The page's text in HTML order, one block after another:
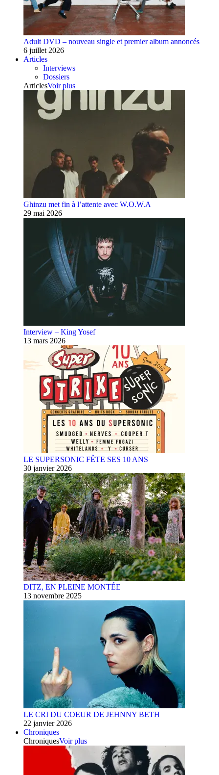
Adult DVD – nouveau single et premier album annoncés
6 juillet 2026
Articles
Interviews
Dossiers
ArticlesVoir plus
Ghinzu met fin à l’attente avec W.O.W.A
29 mai 2026
Interview – King Yosef
13 mars 2026
LE SUPERSONIC FÊTE SES 10 ANS
30 janvier 2026
DITZ, EN PLEINE MONTÉE
13 novembre 2025
LE CRI DU COEUR DE JEHNNY BETH
22 janvier 2026
Chroniques
ChroniquesVoir plus